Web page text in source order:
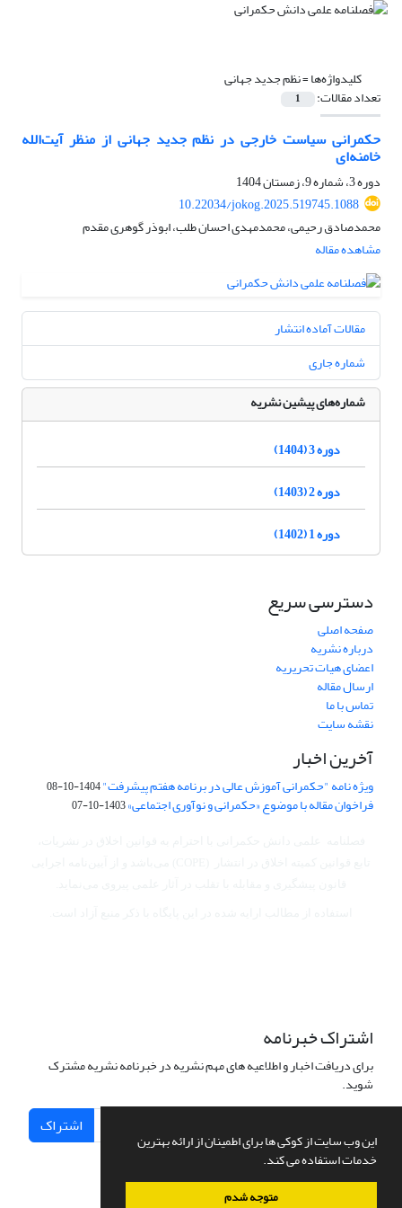
این وب سایت از کوکی ها برای اطمینان از ارائه بهترین
خدمات استفاده می کند.
متوجه شدم
کلیدواژه‌ها =نظم جدید جهانی
تعداد مقالات: 1
حکمرانی سیاست خارجی در نظم جدید جهانی از منظر آیت‌الله
خامنه‌ای
دوره 3، شماره 9، زمستان 1404
10.22034/jokog.2025.519745.1088
محمدصادق رحیمی، محمدمهدی احسان طلب، ابوذر گوهری مقدم
مشاهده مقاله
مقالات آماده انتشار
شماره جاری
شماره‌های پیشین نشریه
دوره 3 (1404)
دوره 2 (1403)
دوره 1 (1402)
دسترسی سریع
صفحه اصلی
درباره نشریه
اعضای هیات تحریریه
ارسال مقاله
تماس با ما
نقشه سایت
آخرین اخبار
ویژه نامه "حکمرانی آموزش عالی در برنامه هفتم پیشرفت"1404-10-08
فراخوان مقاله با موضوع «حکمرانی و نوآوری اجتماعی»1403-10-07
اشتراک خبرنامه
برای دریافت اخبار و اطلاعیه های مهم نشریه در خبرنامه نشریه مشترک
شوید.
اشتراک